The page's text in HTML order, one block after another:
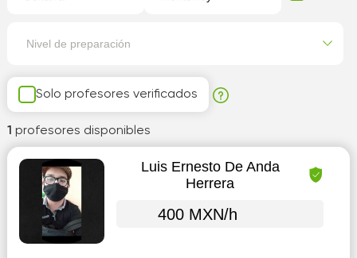
Solo profesores verificados
1 profesores disponibles
Luis Ernesto De Anda
Herrera
400 MXN/h
Nivel de preparación